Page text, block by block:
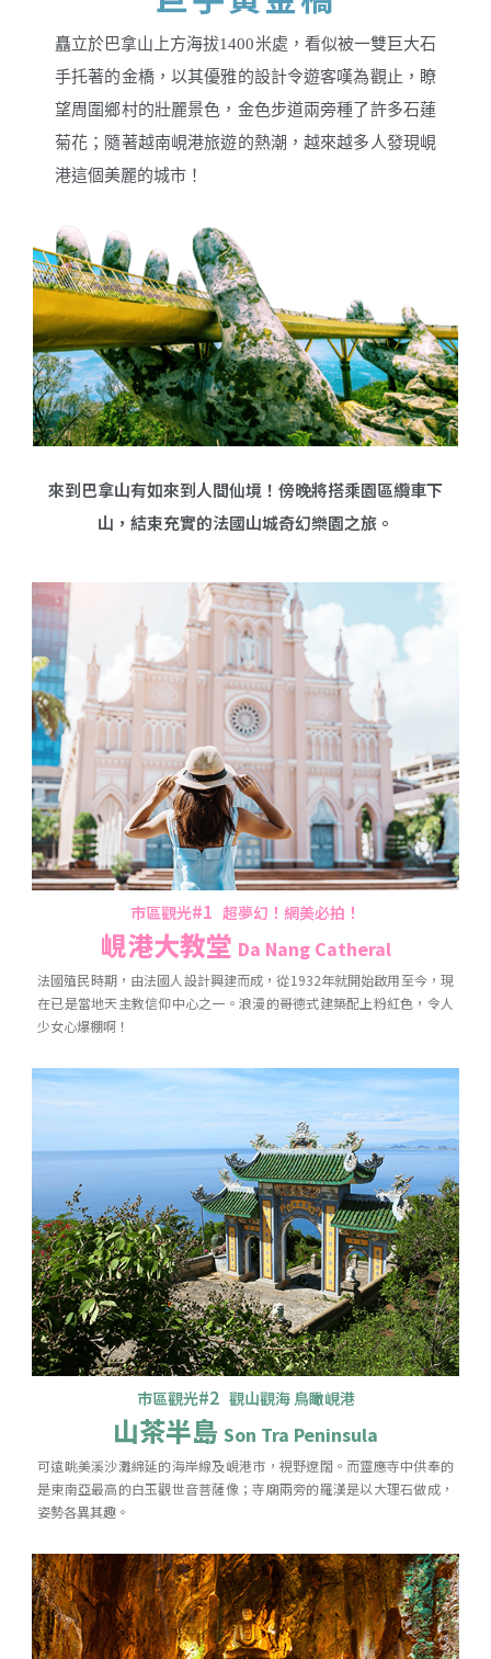
矗立於巴拿山上方海拔1400米處，看似被一雙巨大石
手托著的金橋，以其優雅的設計令遊客嘆為觀止，瞭
望周圍鄉村的壯麗景色，金色步道兩旁種了許多石蓮
菊花；隨著越南峴港旅遊的熱潮，越來越多人發現峴
港這個美麗的城市！
來到巴拿山有如來到人間仙境！傍晚將搭乘園區纜車下
山，結束充實的法國山城奇幻樂園之旅。
市區觀光#1 超夢幻！網美必拍！
峴港大教堂 Da Nang Catheral
法國殖民時期，由法國人設計興建而成，從1932年就開始啟用至今，現
在已是當地天主教信仰中心之一。浪漫的哥德式建築配上粉紅色，令人
少女心爆棚啊！
市區觀光#2 觀山觀海 鳥瞰峴港
山茶半島 Son Tra Peninsula
可遠眺美溪沙灘綿延的海岸線及峴港市，視野遼闊。而靈應寺中供奉的
是東南亞最高的白玉觀世音菩薩像；寺廟兩旁的羅漢是以大理石做成，
姿勢各異其趣。